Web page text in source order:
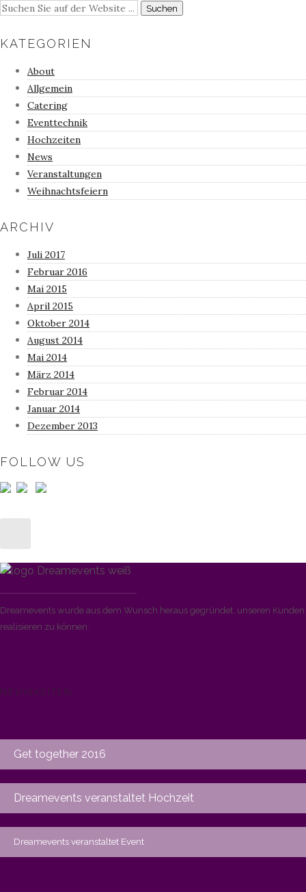
KATEGORIEN
About
Allgemein
Catering
Eventtechnik
Hochzeiten
News
Veranstaltungen
Weihnachtsfeiern
ARCHIV
Juli 2017
Februar 2016
Mai 2015
April 2015
Oktober 2014
August 2014
Mai 2014
März 2014
Februar 2014
Januar 2014
Dezember 2013
FOLLOW US
Dreamevents wurde aus dem Wunsch heraus gegründet, unseren
realisieren zu können.
NEUIGKEITEN
Get together 2016
Dreamevents veranstaltet Hochzeit
Dreamevents veranstaltet Event